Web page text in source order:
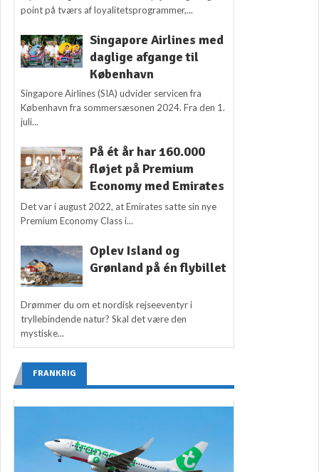
point på tværs af loyalitetsprogrammer,...
Singapore Airlines med
daglige afgange til
København
Singapore Airlines (SIA) udvider servicen fra
København fra sommersæsonen 2024. Fra den 1.
juli...
På ét år har 160.000
fløjet på Premium
Economy med Emirates
Det var i august 2022, at Emirates satte sin nye
Premium Economy Class i...
Oplev Island og
Grønland på én flybillet
Drømmer du om et nordisk rejseeventyr i
tryllebindende natur? Skal det være den
mystiske...
FRANKRIG